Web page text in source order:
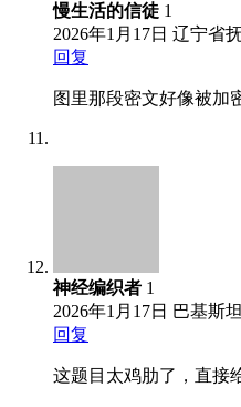
慢生活的信徒 1
2026年1月17日 辽宁省
回复
图里那段密文好像被加
神经编织者 1
2026年1月17日 巴基斯坦
回复
这题目太鸡肋了，直接